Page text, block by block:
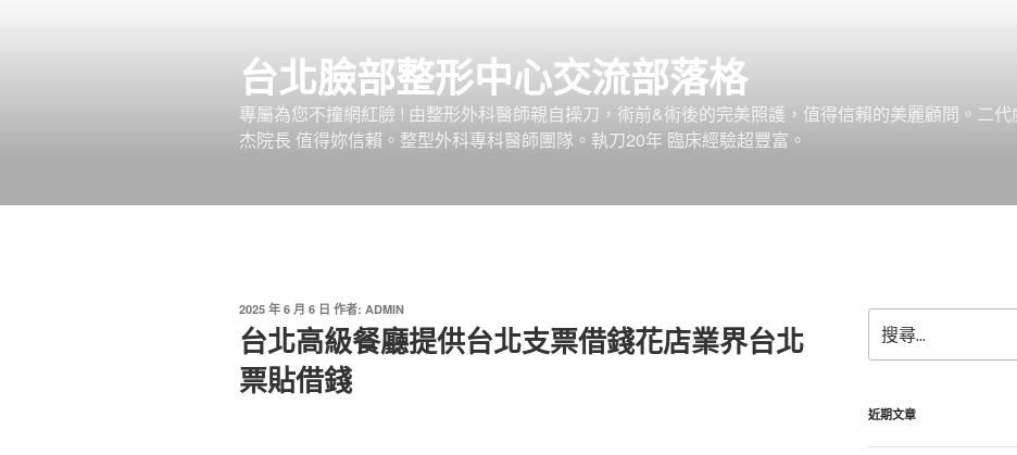
台北臉部整形中心交流部落格
專屬為您不撞網紅臉 ! 由整形外科醫師親自操刀，術前&術後的完美照護，值得信賴的美麗顧問。二
杰院長 值得妳信賴。整型外科專科醫師團隊。執刀20年 臨床經驗超豐富。
發
佈
於
2025 年 6 月 6 日 作者: ADMIN
台北高級餐廳提供台北支票借錢花店業界台北
票貼借錢
尋
關
字:
近期文章